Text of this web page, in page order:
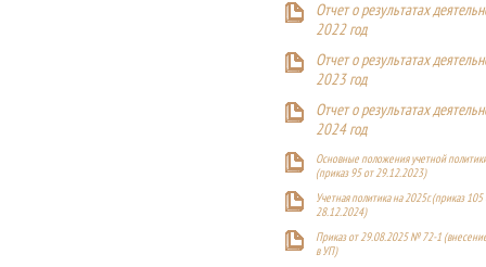
Отчет о результатах
2022 год
Отчет о результатах
2023 год
Отчет о результатах
2024 год
Основные положения учетной
(приказ 95 от 29.12.2023)
Учетная политика на 2025г. (приказ 105
28.12.2024)
Приказ от 29.08.2025 № 72-1
в УП)